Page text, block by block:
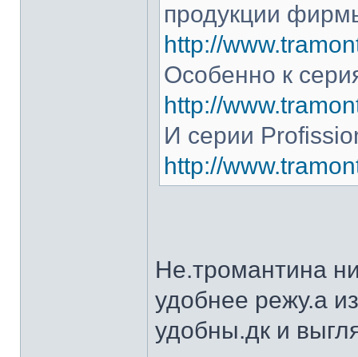
продукции
http://
Особенно к
http://
И серии
http://
Не.тромантина
удобнее режу.а
удобны.дк и